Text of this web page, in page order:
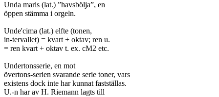
Unda maris (lat.) ”havsbölja”, en
öppen stämma i orgeln.
Unde'cima (lat.) elfte (tonen,
in-tervallet) = kvart + oktav; ren u.
= ren kvart + oktav t. ex. cM2 etc.
Undertonsserie, en mot
övertons-serien svarande serie toner, vars
existens dock inte har kunnat fastställas.
U.-n har av H. Riemann lagts till